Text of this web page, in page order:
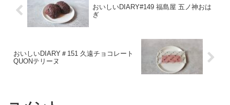
おいしいDIARY#149 福島屋 五ノ神おは
ぎ
おいしいDIARY＃151 久遠チョコレート
QUONテリーヌ